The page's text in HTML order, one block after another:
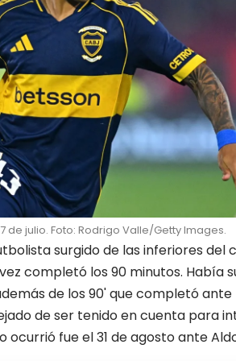
julio. Foto: Rodrigo Valle/Getty Images.
surgido de las inferiores del
completó los 90 minutos. Había
de los 90' que completó ante
de ser tenido en cuenta para
ocurrió fue el 31 de agosto ante